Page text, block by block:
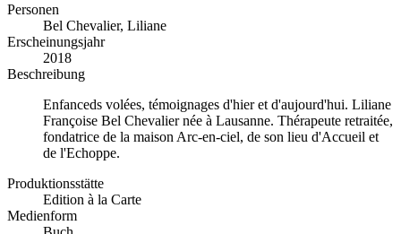
Personen
Bel Chevalier, Liliane
Erscheinungsjahr
2018
Beschreibung
Enfanceds volées, témoignages d'hier et d'aujourd'hui. Liliane
Françoise Bel Chevalier née à Lausanne. Thérapeute retraitée,
fondatrice de la maison Arc-en-ciel, de son lieu d'Accueil et
de l'Echoppe.
Produktionsstätte
Edition à la Carte
Medienform